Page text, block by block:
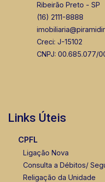
Ribeirão Preto - SP
(16) 2111-8888
Creci: J-15102
CNPJ: 00.685.077/
Links Úteis
CPFL
Ligação Nova
Consulta a Débitos/
Religação da Unidade